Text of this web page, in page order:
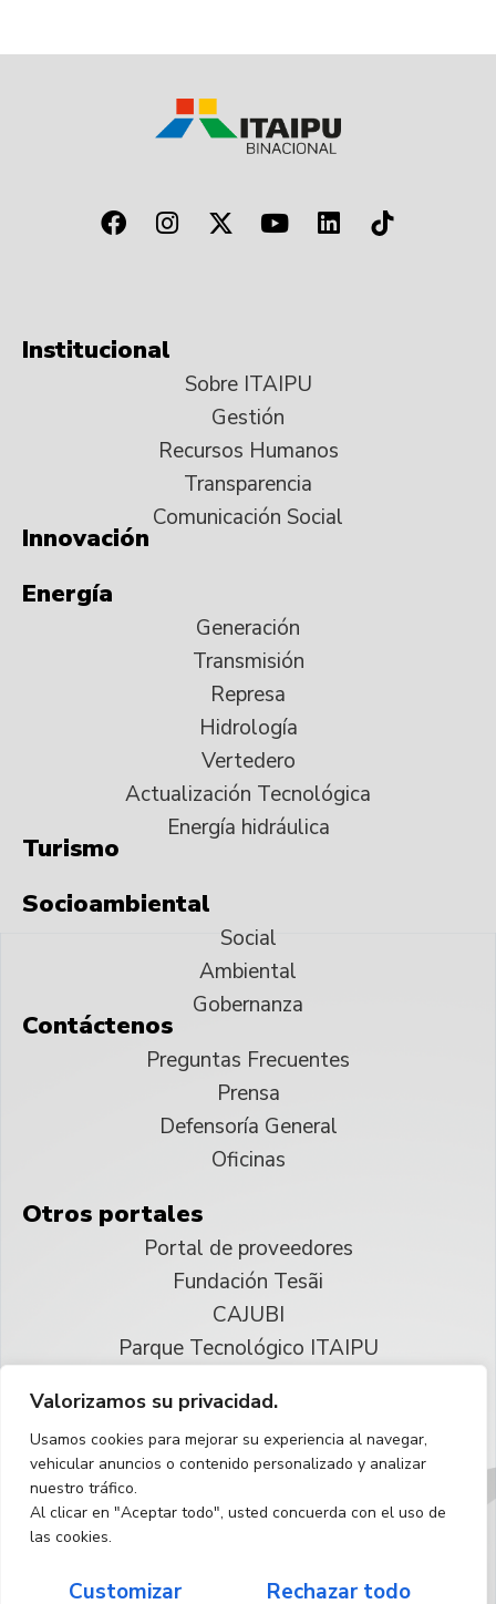
Valorizamos su privacidad.
Usamos cookies para mejorar su experiencia al navegar,
vehicular anuncios o contenido personalizado y analizar
nuestro tráfico.
Al clicar en "Aceptar todo", usted concuerda con el uso de
las cookies.
Customizar Rechazar todo
Institucional
Sobre ITAIPU
Gestión
Recursos Humanos
Transparencia
Comunicación Social
Innovación
Energía
Generación
Transmisión
Represa
Hidrología
Vertedero
Actualización Tecnológica
Energía hidráulica
Turismo
Socioambiental
Social
Ambiental
Gobernanza
Contáctenos
Preguntas Frecuentes
Prensa
Defensoría General
Oficinas
Otros portales
Portal de proveedores
Fundación Tesãi
CAJUBI
Parque Tecnológico ITAIPU
Reservados todos los derechos
Español